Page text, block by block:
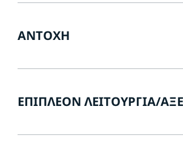
ΑΝΤΟΧΉ
ΕΠΙΠΛΈΟΝ ΛΕΙΤΟΥΡΓΊΑ/